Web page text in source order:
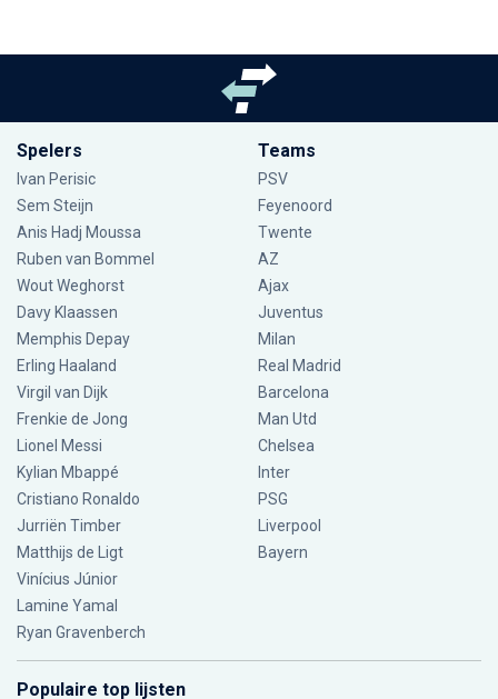
Spelers
Ivan Perisic
Sem Steijn
Anis Hadj Moussa
Ruben van Bommel
Wout Weghorst
Davy Klaassen
Memphis Depay
Erling Haaland
Virgil van Dijk
Frenkie de Jong
Lionel Messi
Kylian Mbappé
Cristiano Ronaldo
Jurriën Timber
Matthijs de Ligt
Vinícius Júnior
Lamine Yamal
Ryan Gravenberch
Teams
PSV
Feyenoord
Twente
AZ
Ajax
Juventus
Milan
Real Madrid
Barcelona
Man Utd
Chelsea
Inter
PSG
Liverpool
Bayern
Populaire top lijsten